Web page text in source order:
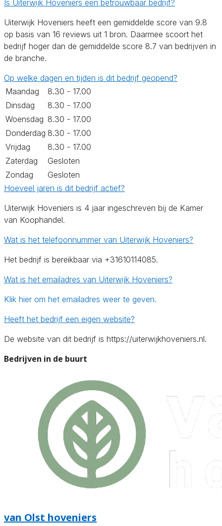
Is Uiterwijk Hoveniers een betrouwbaar bedrijf?
Uiterwijk Hoveniers heeft een gemiddelde score van 9.8
op basis van 16 reviews uit 1 bron. Daarmee scoort het
bedrijf hoger dan de gemiddelde score 8.7 van bedrijven in
de branche.
Op welke dagen en tijden is dit bedrijf geopend?
Maandag
8.30 - 17.00
Dinsdag
8.30 - 17.00
Woensdag 8.30 - 17.00
Donderdag 8.30 - 17.00
Vrijdag
8.30 - 17.00
Zaterdag
Gesloten
Zondag
Gesloten
Hoeveel jaren is dit bedrijf actief?
Uiterwijk Hoveniers is 4 jaar ingeschreven bij de Kamer
van Koophandel.
Wat is het telefoonnummer van Uiterwijk Hoveniers?
Het bedrijf is bereikbaar via +31610114085.
Wat is het emailadres van Uiterwijk Hoveniers?
Klik hier om het emailadres weer te geven.
Heeft het bedrijf een eigen website?
De website van dit bedrijf is https://uiterwijkhoveniers.nl.
Bedrijven in de buurt
van Olst hoveniers